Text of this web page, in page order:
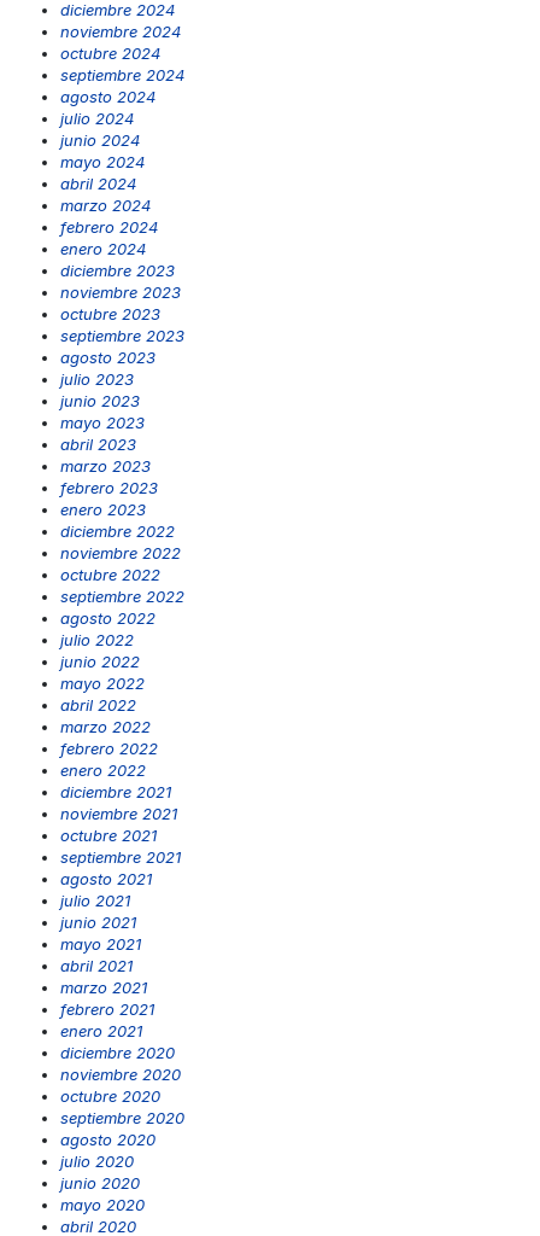
diciembre 2024
noviembre 2024
octubre 2024
septiembre 2024
agosto 2024
julio 2024
junio 2024
mayo 2024
abril 2024
marzo 2024
febrero 2024
enero 2024
diciembre 2023
noviembre 2023
octubre 2023
septiembre 2023
agosto 2023
julio 2023
junio 2023
mayo 2023
abril 2023
marzo 2023
febrero 2023
enero 2023
diciembre 2022
noviembre 2022
octubre 2022
septiembre 2022
agosto 2022
julio 2022
junio 2022
mayo 2022
abril 2022
marzo 2022
febrero 2022
enero 2022
diciembre 2021
noviembre 2021
octubre 2021
septiembre 2021
agosto 2021
julio 2021
junio 2021
mayo 2021
abril 2021
marzo 2021
febrero 2021
enero 2021
diciembre 2020
noviembre 2020
octubre 2020
septiembre 2020
agosto 2020
julio 2020
junio 2020
mayo 2020
abril 2020